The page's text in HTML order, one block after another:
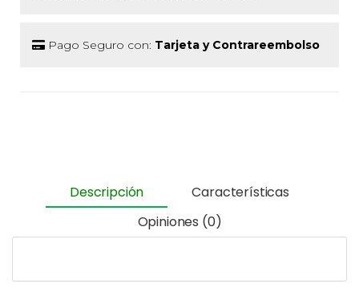
Pago Seguro con: Tarjeta y Contrareembolso
Descripción
Características
Opiniones (0)